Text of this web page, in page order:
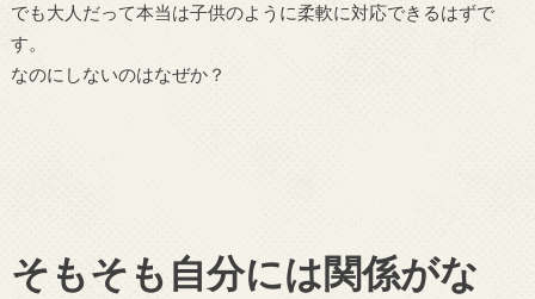
でも大人だって本当は子供のように柔軟に対応できるはずで
す。
なのにしないのはなぜか？
そもそも自分には関係がな